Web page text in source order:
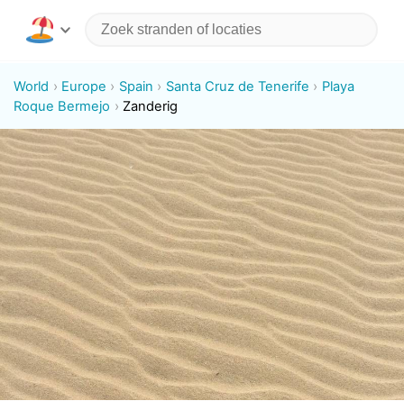
World Europe Spain Santa Cruz de Tenerife
Playa
Roque Bermejo
Zanderig